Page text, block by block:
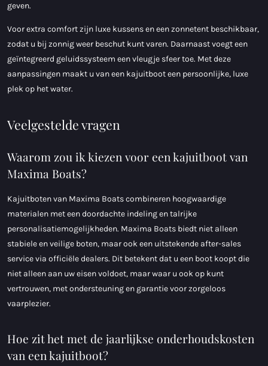
geven.
Voor extra comfort zijn luxe kussens en een zonnetent beschikbaar,
zodat u bij zonnig weer beschut kunt varen. Daarnaast voegt een
geïntegreerd geluidssysteem een vleugje sfeer toe. Met deze
aanpassingen maakt u van een kajuitboot een persoonlijke, luxe
plek op het water.
Veelgestelde vragen
Waarom zou ik kiezen voor een kajuitboot van
Maxima Boats?
Kajuitboten van Maxima Boats combineren hoogwaardige
materialen met een doordachte indeling en talrijke
personalisatiemogelijkheden. Maxima Boats biedt niet alleen
stabiele en veilige boten, maar ook een uitstekende after-sales
service via officiële dealers. Dit betekent dat u een boot koopt die
niet alleen aan uw eisen voldoet, maar waar u ook op kunt
vertrouwen, met ondersteuning en garantie voor zorgeloos
vaarplezier.
Hoe zit het met de jaarlijkse onderhoudskosten
van een kajuitboot?